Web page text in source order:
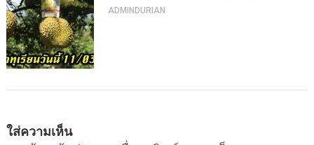
ADMINDURIAN
ใส่ความเห็น